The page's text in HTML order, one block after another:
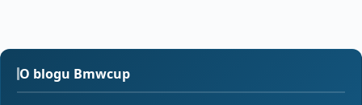
O blogu Bmwcup